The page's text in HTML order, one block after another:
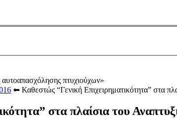
⬅ Καθεστώς “Γενική Επιχειρηματικότητα” στα
στα πλαίσια του